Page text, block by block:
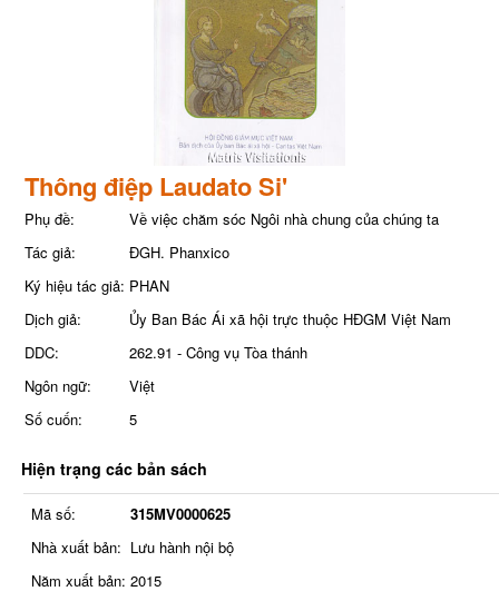
Thông điệp Laudato Si'
Phụ đề:
Về việc chăm sóc Ngôi nhà chung của chúng ta
Tác giả:
ĐGH. Phanxico
Ký hiệu tác giả: PHAN
Dịch giả:
Ủy Ban Bác Ái xã hội trực thuộc HĐGM Việt Nam
DDC:
262.91 - Công vụ Tòa thánh
Ngôn ngữ:
Việt
Số cuốn:
5
Hiện trạng các bản sách
Mã số:
315MV0000625
Nhà xuất bản: Lưu hành nội bộ
Năm xuất bản: 2015